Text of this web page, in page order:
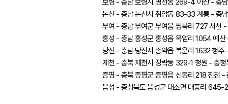
보령 - 충남 보령시 명천동 269-4 아산 - 충
논산 - 충남 논산시 취암동 83-33 계룡 - 충
부여 - 충남 부여군 부여읍 쌍북리 727 서천
홍성 - 충남 홍성군 홍성읍 옥암리 1054 예
당진 - 충남 당진시 송악읍 복운리 1632 청
제천 - 충북 제천시 장락동 329-1 청원 - 충
증평 - 충북 증평군 증평읍 신동리 218 진천
음성 - 충청북도 음성군 대소면 대풍리 645-